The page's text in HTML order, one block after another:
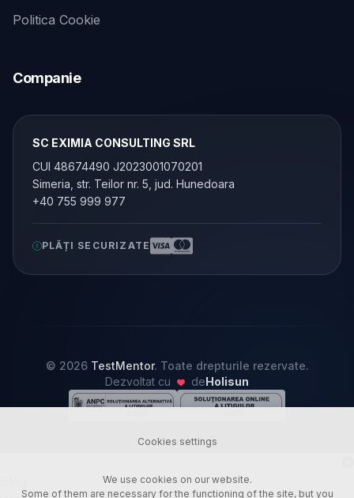
Politica Cookie
Companie
SC EXIMIA CONSULTING SRL
CUI 48674490 J2023001070201
Simeria, str. Teilor nr. 5, jud. Hunedoara
+40 755 999 977
PLĂȚI SECURIZATE
© 2026 TestMentor. Toate drepturile rezervate.
Dezvoltat cu
deHolisun
Cookies settings
We use cookies on our website.
Some of them are necessary for the functioning of the site, but you